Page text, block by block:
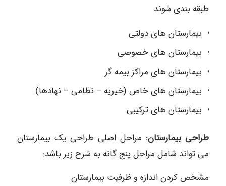
طبقه بندی شوند
بیمارستان های دولتی
بیمارستان های خصوصی
بیمارستان های مراکز بیمه گر
بیمارستان های خاص (خیریه – نظامی – نهادها)
بیمارستان های ترکیبی
طراحی بیمارستان: مراحل اصلی طراحی یک بیمارستان
می تواند شامل مراحل پنج گانه به شرح زیر باشد:
مشخص کردن اندازه و ظرفیت بیمارستان